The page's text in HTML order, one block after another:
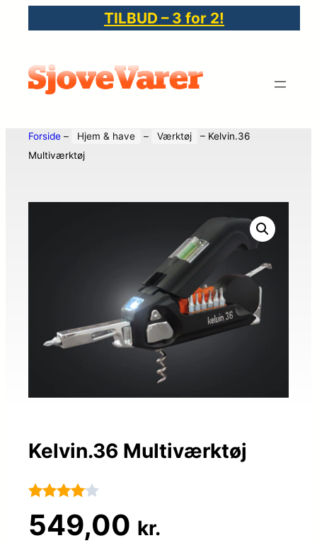
TILBUD – 3 for 2!
Forside – Hjem & have – Værktøj – Kelvin.36
Multiværktøj
Kelvin.36 Multiværktøj
som4
549,00 kr.